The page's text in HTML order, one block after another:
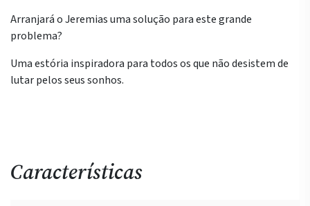
Arranjará o Jeremias uma solução para este grande
problema?
Uma estória inspiradora para todos os que não desistem de
lutar pelos seus sonhos.
Características